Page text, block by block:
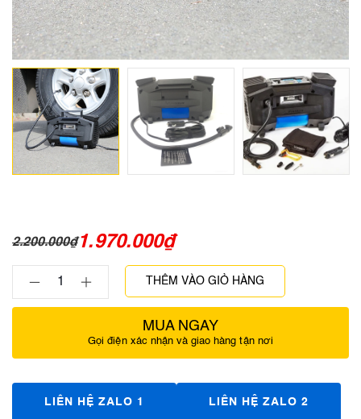
2.200.000₫1.970.000₫
THÊM VÀO GIỎ HÀNG
MUA NGAY
Gọi điện xác nhận và giao hàng tận nơi
LIÊN HỆ ZALO 1 LIÊN HỆ ZALO 2